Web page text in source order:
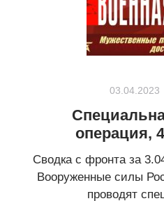
операция,
Сводка с фронта за
Вооруженные силы
проводят